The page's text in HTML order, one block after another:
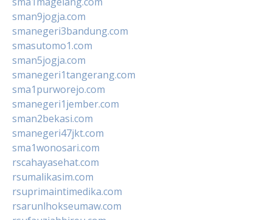
sman9jogja.com
smanegeri3bandung.com
smasutomo1.com
sman5jogja.com
smanegeri1tangerang.com
sma1purworejo.com
smanegeri1jember.com
sman2bekasi.com
smanegeri47jkt.com
sma1wonosari.com
rscahayasehat.com
rsumalikasim.com
rsuprimaintimedika.com
rsarunlhokseumaw.com